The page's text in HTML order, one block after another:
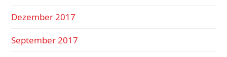
Dezember 2017
September 2017